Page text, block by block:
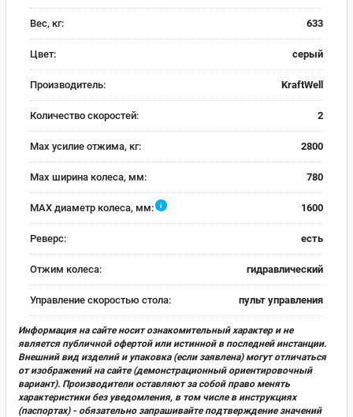
Вес, кг: 633
Цвет: серый
Производитель: KraftWell
Количество скоростей: 2
Max усилие отжима, кг: 2800
Max ширина колеса, мм: 780
MAX диаметр колеса, мм: i 1600
Реверс: есть
Отжим колеса: гидравлический
Управление скоростью стола: пульт управления
Информация на сайте носит ознакомительный характер и не
является публичной офертой или истинной в последней инстанции.
Внешний вид изделий и упаковка (если заявлена) могут отличаться
от изображений на сайте (демонстрационный ориентировочный
вариант). Производители оставляют за собой право менять
характеристики без уведомления, в том числе в инструкциях
(паспортах) - обязательно запрашивайте подтверждение значений